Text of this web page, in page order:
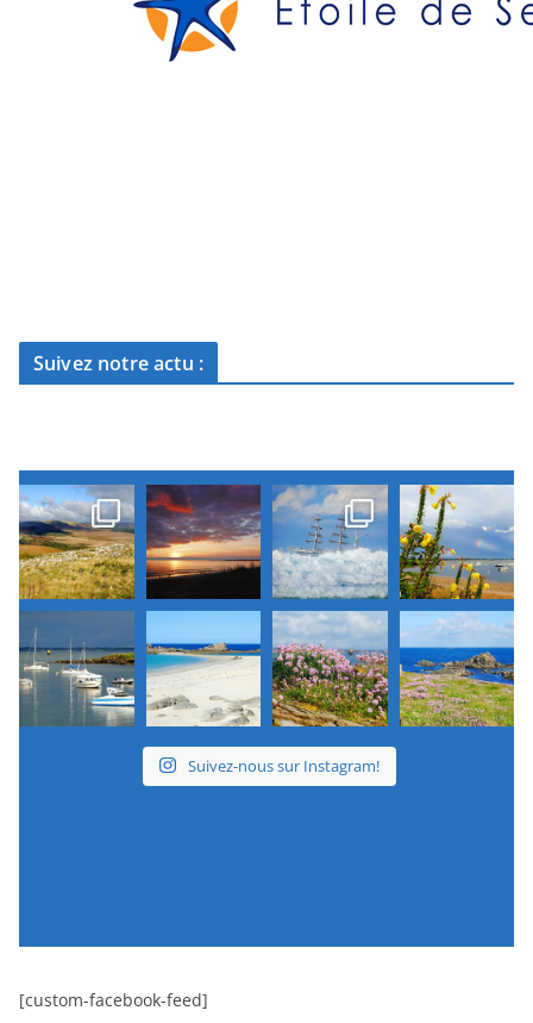
Suivez notre actu :
Suivez-nous sur Instagram!
[custom-facebook-feed]